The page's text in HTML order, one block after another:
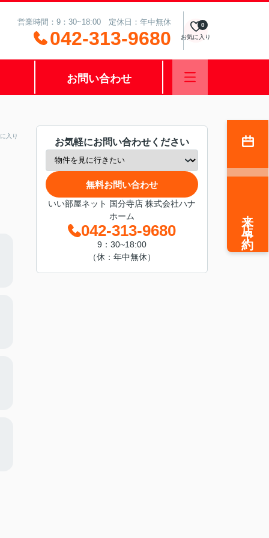
営業時間：9：30~18:00 定休日：年中無休
042-313-9680 お気に入り
0
お問い合わせ
入り
お気軽にお問い合わせください
無料お問い合わせ
いい部屋ネット 国分寺店 株式会社ハナ
ホーム
042-313-9680
9：30~18:00
（休：年中無休）
来店予約